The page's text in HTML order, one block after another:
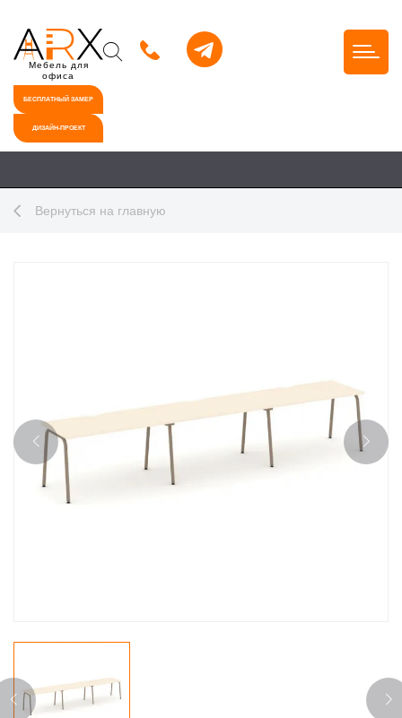
Мебель для
офиса
БЕСПЛАТНЫЙ ЗАМЕР
ДИЗАЙН-ПРОЕКТ
Вернуться на главную